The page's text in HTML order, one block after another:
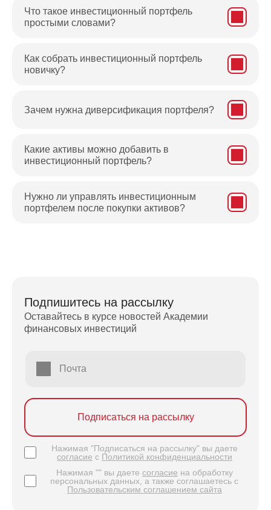
Что такое инвестиционный портфель
простыми словами?
Как собрать инвестиционный портфель
новичку?
Зачем нужна диверсификация портфеля?
Какие активы можно добавить в
инвестиционный портфель?
Нужно ли управлять инвестиционным
портфелем после покупки активов?
Подпишитесь на рассылку
Оставайтесь в курсе новостей Академии
финансовых инвестиций
Подписаться на рассылку
Нажимая "Подписаться на рассылку" вы даете
согласие с Политикой конфиденциальности
Нажимая "" вы даете согласие на обработку
персональных данных, а также соглашаетесь с
Пользовательским соглашением сайта